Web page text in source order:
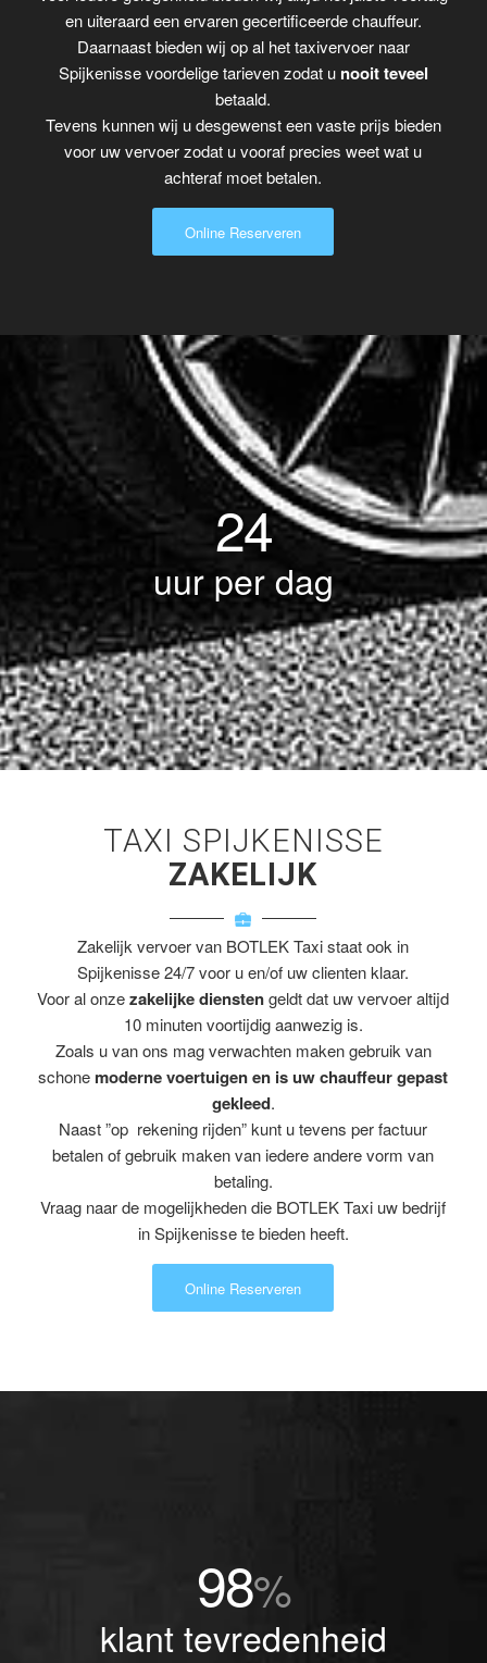
en uiteraard een ervaren gecertificeerde chauffeur.
Daarnaast bieden wij op al het taxivervoer naar
Spijkenisse voordelige tarieven zodat u nooit teveel
betaald.
Tevens kunnen wij u desgewenst een vaste prijs bieden
voor uw vervoer zodat u vooraf precies weet wat u
achteraf moet betalen.
Online Reserveren
24
uur per dag
TAXI SPIJKENISSE
ZAKELIJK
Zakelijk vervoer van BOTLEK Taxi staat ook in
Spijkenisse 24/7 voor u en/of uw clienten klaar.
Voor al onzezakelijke dienstengeldt dat uw vervoer altijd
10 minuten voortijdig aanwezig is.
Zoals u van ons mag verwachten maken gebruik van
schone moderne voertuigen en is uw chauffeur gepast
gekleed.
Naast ”op rekening rijden” kunt u tevens per factuur
betalen of gebruik maken van iedere andere vorm van
betaling.
Vraag naar de mogelijkheden die BOTLEK Taxi uw bedrijf
in Spijkenisse te bieden heeft.
Online Reserveren
98%
klant tevredenheid